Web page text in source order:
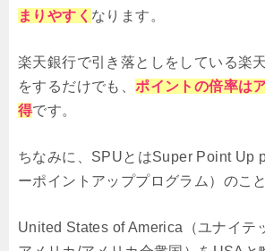
まりやすく なります。
楽天銀行で引き落としをしている楽
をするだけでも、ポイントの倍率は
得です。
ちなみに、SPUとはSuper Point Up
ーポイントアッププログラム）のこと
United States of America（ユナイテ